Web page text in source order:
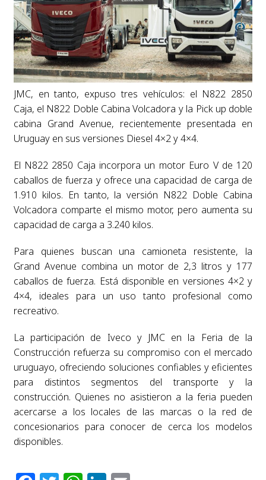
JMC, en tanto, expuso tres vehículos: el N822 2850
Caja, el N822 Doble Cabina Volcadora y la Pick up doble
cabina Grand Avenue, recientemente presentada en
Uruguay en sus versiones Diesel 4×2 y 4×4.
El N822 2850 Caja incorpora un motor Euro V de 120
caballos de fuerza y ofrece una capacidad de carga de
1.910 kilos. En tanto, la versión N822 Doble Cabina
Volcadora comparte el mismo motor, pero aumenta su
capacidad de carga a 3.240 kilos.
Para quienes buscan una camioneta resistente, la
Grand Avenue combina un motor de 2,3 litros y 177
caballos de fuerza. Está disponible en versiones 4×2 y
4×4, ideales para un uso tanto profesional como
recreativo.
La participación de Iveco y JMC en la Feria de la
Construcción refuerza su compromiso con el mercado
uruguayo, ofreciendo soluciones confiables y eficientes
para distintos segmentos del transporte y la
construcción. Quienes no asistieron a la feria pueden
acercarse a los locales de las marcas o la red de
concesionarios para conocer de cerca los modelos
disponibles.